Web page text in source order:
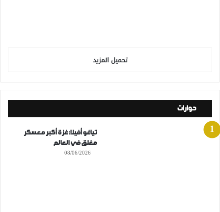
تحميل المزيد
حوارات
تياغو أفيلا: غزة أكبر معسكر
مغلق في العالم
08/06/2026